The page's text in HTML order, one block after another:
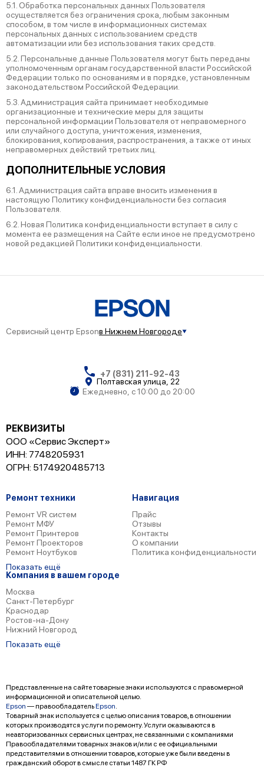
5.1. Обработка персональных данных Пользователя
осуществляется без ограничения срока, любым законным
способом, в том числе в информационных системах
персональных данных с использованием средств
автоматизации или без использования таких средств.
5.2. Персональные данные Пользователя могут быть переданы
уполномоченным органам государственной власти Российской
Федерации только по основаниям и в порядке, установленным
законодательством Российской Федерации.
5.3. Администрация сайта принимает необходимые
организационные и технические меры для защиты
персональной информации Пользователя от неправомерного
или случайного доступа, уничтожения, изменения,
блокирования, копирования, распространения, а также от иных
неправомерных действий третьих лиц.
ДОПОЛНИТЕЛЬНЫЕ УСЛОВИЯ
6.1. Администрация сайта вправе вносить изменения в
настоящую Политику конфиденциальности без согласия
Пользователя.
6.2. Новая Политика конфиденциальности вступает в силу с
момента ее размещения на Сайте если иное не предусмотрено
новой редакцией Политики конфиденциальности.
Сервисный центр Epsonв Нижнем Новгороде
+7 (831) 211-92-43
Полтавская улица, 22
Ежедневно, с 10:00 до 20:00
РЕКВИЗИТЫ
ООО «Сервис Эксперт»
ИНН: 7748205931
ОГРН: 5174920485713
Ремонт техники
Ремонт VR систем
Ремонт МФУ
Ремонт Принтеров
Ремонт Проекторов
Ремонт Ноутбуков
Показать ещё
Компания в вашем городе
Москва
Санкт-Петербург
Краснодар
Ростов-на-Дону
Нижний Новгород
Показать ещё
Навигация
Прайс
Отзывы
Контакты
О компании
Политика конфиденциальности
Представленные на сайте товарные знаки используются с правомерной
информационной и описательной целью.
Epson — правообладательEpson.
Товарный знак используется с целью описания товаров, в отношении
которых производятся услуги по ремонту. Услуги оказываются в
неавторизованных сервисных центрах, не связанными с компаниями
Правообладателями товарных знаков и/или с ее официальными
представителями в отношении товаров, которые уже были введены в
гражданский оборот в смысле статьи 1487 ГК РФ